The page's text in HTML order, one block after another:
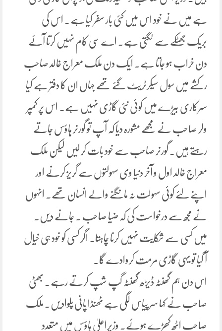
ہے میں نے خود اس میں کئی بار سفر کیا ہے۔ اس کی
بریک جھٹکے سے لگتی ہے۔ اے سی کام نہیں کرتا آئے
دن خراب ہو جاتا ہے۔ ایک دن ملک معراج خالد صاحب
رکشے میں سول سیکرٹریٹ گئے تھے جہاں ان کا دفتر ہے کیا
سرکاری بیڑے میں کوئی نئی گاڑی نہیں ہے۔ اس پر کمپر
ولر صاحب نے مجھے مشورہ دیا کہ آپ تو گورنر ہاؤس جاتے
رہتے ہیں۔ گورنر صاحب سے خود بات کر لیں لیکن ملک
معراج خالد اول و آخر دنیا وی سہولتوں سے گریز کرنے اور
اپنے لئے کوئی سہولت نہ مانگنے والے انسان تھے۔ انہوں
نے مجھ سے درخواست کی کہ ضیا صاحب ۔ جانے دیں۔
میں کسی سے شکایت نہیں کرنا چاہتا۔ اگر کسی کو خود ہی خیال
آ گیا تو یہی گاڑی مرمت کروادے گا۔
اس دن ہم گھنٹہ ڈیڑھ گھنٹہ گپ شپ کرتے رہے۔ بھٹی
صاحب نے کہا سر پیاس لگی ہے ٹھنڈا پانی پلوادیں۔ ملک
صاحب اٹھ کھڑے ہوئے۔ وزیراعلیٰ ہاؤس میں متعدد